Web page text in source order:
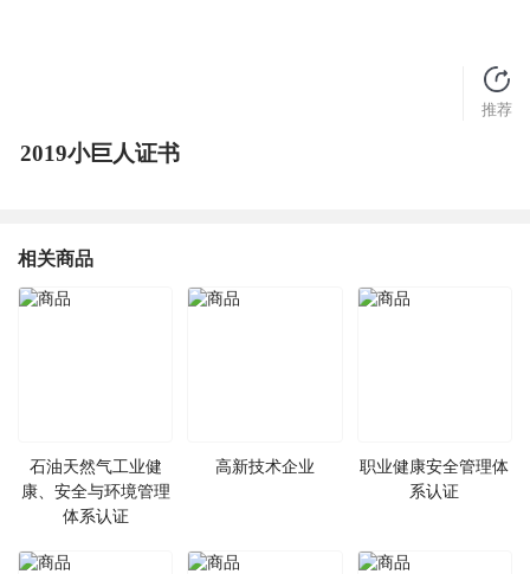
推荐
2019小巨人证书
相关商品
石油天然气工业健
康、安全与环境管理
体系认证
高新技术企业
职业健康安全管理体
系认证